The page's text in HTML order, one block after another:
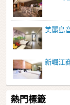
美麗島
新崛江
園站
熱門標籤